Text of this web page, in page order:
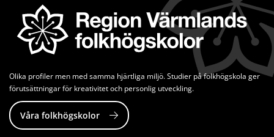
Olika profiler men med samma hjärtliga miljö. Studier på folkhögskola ger
förutsättningar för kreativitet och personlig utveckling.
Våra folkhögskolor